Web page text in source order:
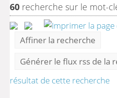
60 recherche sur le mot-
Affiner la recherche
Générer le flux rss de la
résultat de cette recherche